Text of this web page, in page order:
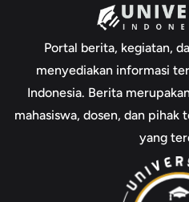
Portal berita, kegiatan,
menyediakan informasi
Indonesia. Berita
mahasiswa, dosen, dan
yang